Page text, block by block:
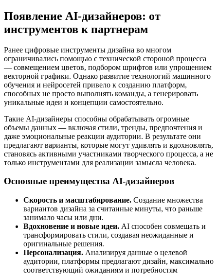
Появление AI-дизайнеров: от
инструментов к партнерам
Ранее цифровые инструменты дизайна во многом
ограничивались помощью с технической стороной процесса
— совмещением цветов, подбором шрифтов или упрощением
векторной графики. Однако развитие технологий машинного
обучения и нейросетей привело к созданию платформ,
способных не просто выполнять команды, а генерировать
уникальные идеи и концепции самостоятельно.
Такие AI-дизайнеры способны обрабатывать огромные
объемы данных — включая стили, тренды, предпочтения и
даже эмоциональные реакции аудитории. В результате они
предлагают варианты, которые могут удивлять и вдохновлять,
становясь активными участниками творческого процесса, а не
только инструментами для реализации замысла человека.
Основные преимущества AI-дизайнеров
Скорость и масштабирование. Создание множества
вариантов дизайна за считанные минуты, что раньше
занимало часы или дни.
Вдохновение и новые идеи. AI способен совмещать и
трансформировать стили, создавая неожиданные и
оригинальные решения.
Персонализация. Анализируя данные о целевой
аудитории, платформы предлагают дизайн, максимально
соответствующий ожиданиям и потребностям